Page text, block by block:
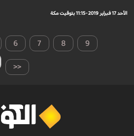
الأحد 17 فبراير 2019 - 11:15 بتوقيت مكة
6 7 8 9
<<